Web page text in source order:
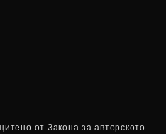
от Закона за авторското